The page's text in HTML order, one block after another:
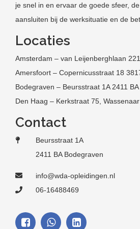
je snel in en ervaar de goede sfeer,
aansluiten bij de werksituatie en de
Locaties
Amsterdam – van Leijenberghlaan
Amersfoort – Copernicusstraat 18
Bodegraven – Beursstraat 1A 2411 BA
Den Haag – Kerkstraat 75, Wassenaar
Contact
Beursstraat 1A
2411 BA Bodegraven
info@wda-opleidingen.nl
06-16488469